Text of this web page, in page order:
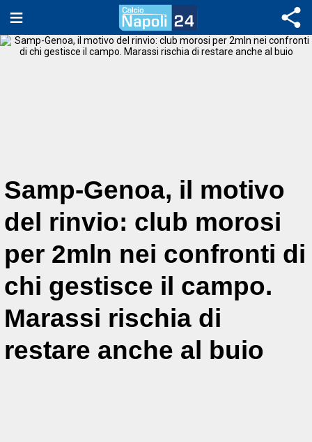
Samp-Genoa, il motivo
del rinvio: club morosi
per 2mln nei confronti di
chi gestisce il campo.
Marassi rischia di
restare anche al buio